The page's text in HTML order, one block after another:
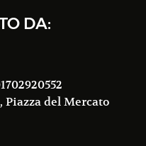
DA:
Piazza del Mercato